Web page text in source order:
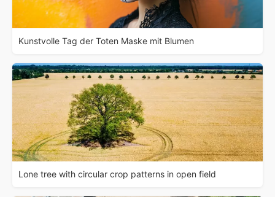
Kunstvolle Tag der Toten Maske mit Blumen
Lone tree with circular crop patterns in open field